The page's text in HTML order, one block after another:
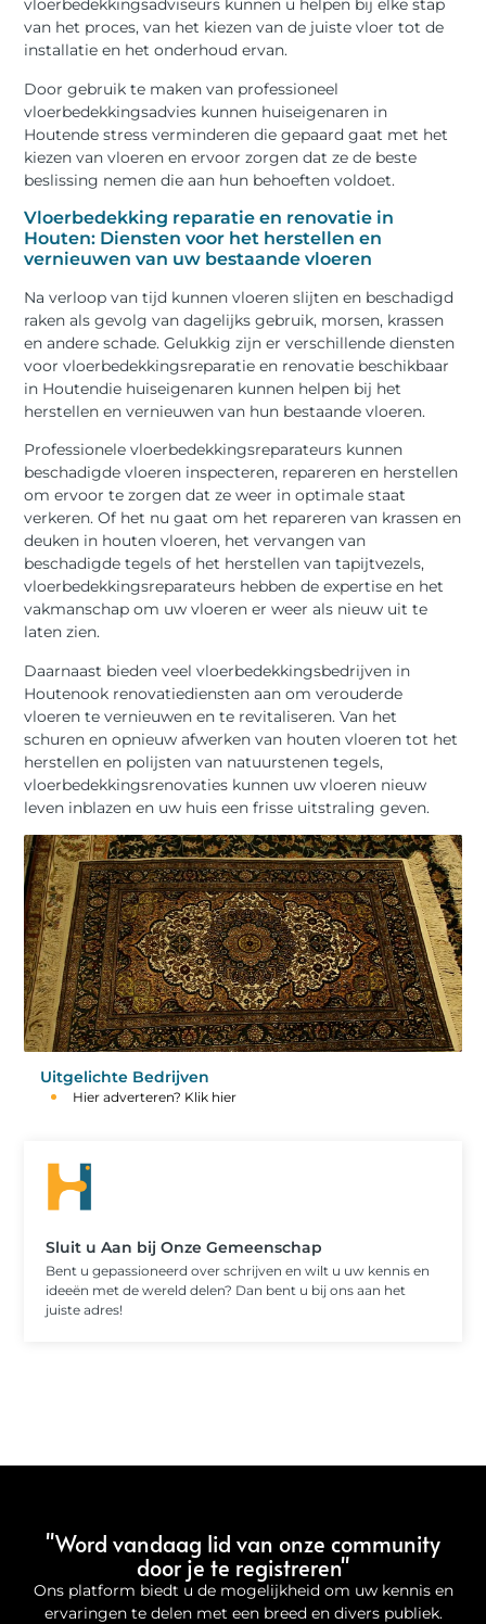
vloerbedekkingsadviseurs kunnen u helpen bij elke stap
van het proces, van het kiezen van de juiste vloer tot de
installatie en het onderhoud ervan.
Door gebruik te maken van professioneel
vloerbedekkingsadvies kunnen huiseigenaren in
Houtende stress verminderen die gepaard gaat met het
kiezen van vloeren en ervoor zorgen dat ze de beste
beslissing nemen die aan hun behoeften voldoet.
Vloerbedekking reparatie en renovatie in
Houten: Diensten voor het herstellen en
vernieuwen van uw bestaande vloeren
Na verloop van tijd kunnen vloeren slijten en beschadigd
raken als gevolg van dagelijks gebruik, morsen, krassen
en andere schade. Gelukkig zijn er verschillende diensten
voor vloerbedekkingsreparatie en renovatie beschikbaar
in Houtendie huiseigenaren kunnen helpen bij het
herstellen en vernieuwen van hun bestaande vloeren.
Professionele vloerbedekkingsreparateurs kunnen
beschadigde vloeren inspecteren, repareren en herstellen
om ervoor te zorgen dat ze weer in optimale staat
verkeren. Of het nu gaat om het repareren van krassen en
deuken in houten vloeren, het vervangen van
beschadigde tegels of het herstellen van tapijtvezels,
vloerbedekkingsreparateurs hebben de expertise en het
vakmanschap om uw vloeren er weer als nieuw uit te
laten zien.
Daarnaast bieden veel vloerbedekkingsbedrijven in
Houtenook renovatiediensten aan om verouderde
vloeren te vernieuwen en te revitaliseren. Van het
schuren en opnieuw afwerken van houten vloeren tot het
herstellen en polijsten van natuurstenen tegels,
vloerbedekkingsrenovaties kunnen uw vloeren nieuw
leven inblazen en uw huis een frisse uitstraling geven.
Uitgelichte Bedrijven
Hier adverteren? Klik hier
Sluit u Aan bij Onze Gemeenschap
Bent u gepassioneerd over schrijven en wilt u uw kennis en
ideeën met de wereld delen? Dan bent u bij ons aan het
juiste adres!
"Word vandaag lid van onze community
door je te registreren"
Ons platform biedt u de mogelijkheid om uw kennis en
ervaringen te delen met een breed en divers publiek.